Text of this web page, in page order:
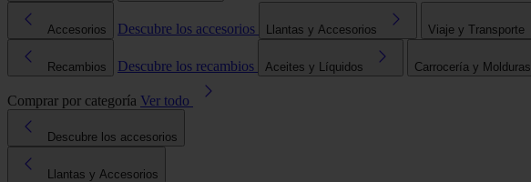
Accesorios Descubre los accesorios Llantas y Accesorios Viaje y Transporte
Recambios Descubre los recambios Aceites y Líquidos Carrocería y Molduras
Comprar por categoría Ver todo
Descubre los accesorios
Llantas y Accesorios